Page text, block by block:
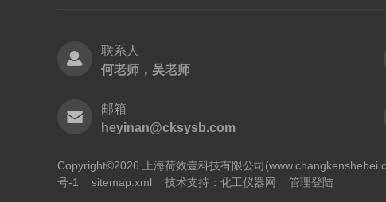
联系人
何老师，吴老师
邮箱
heyinan@cksysb.com
Copyright©2026 上海荷效壹科技有限公司
号-1
sitemap.xml 技术支持： 化工仪器网 管理登陆